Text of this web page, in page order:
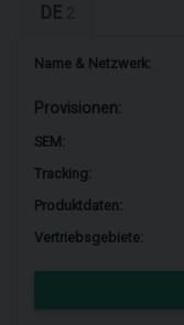
DE
Name & Netzwerk:
Provisionen:
SEM:
Tracking:
Produktdaten:
Vertriebsgebiete: